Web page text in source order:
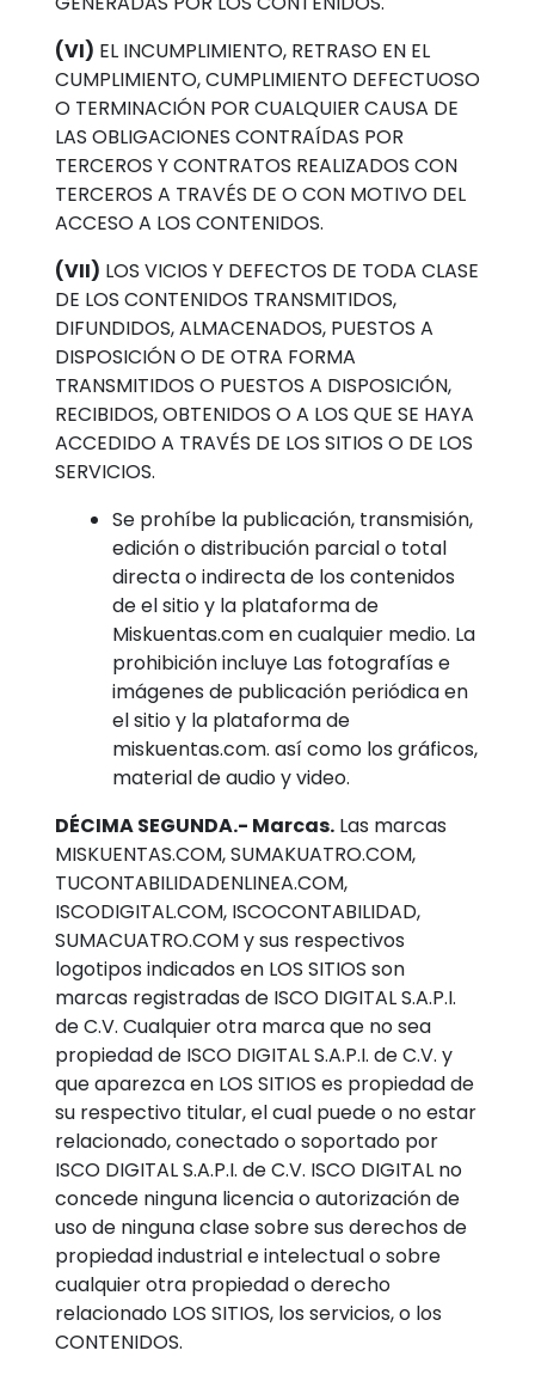
(VI) EL INCUMPLIMIENTO, RETRASO EN EL
CUMPLIMIENTO, CUMPLIMIENTO DEFECTUOSO
O TERMINACIÓN POR CUALQUIER CAUSA DE
LAS OBLIGACIONES CONTRAÍDAS POR
TERCEROS Y CONTRATOS REALIZADOS CON
TERCEROS A TRAVÉS DE O CON MOTIVO DEL
ACCESO A LOS CONTENIDOS.
(VII) LOS VICIOS Y DEFECTOS DE TODA CLASE
DE LOS CONTENIDOS TRANSMITIDOS,
DIFUNDIDOS, ALMACENADOS, PUESTOS A
DISPOSICIÓN O DE OTRA FORMA
TRANSMITIDOS O PUESTOS A DISPOSICIÓN,
RECIBIDOS, OBTENIDOS O A LOS QUE SE HAYA
ACCEDIDO A TRAVÉS DE LOS SITIOS O DE LOS
SERVICIOS.
Se prohíbe la publicación, transmisión,
edición o distribución parcial o total
directa o indirecta de los contenidos
de el sitio y la plataforma de
Miskuentas.com en cualquier medio. La
prohibición incluye Las fotografías e
imágenes de publicación periódica en
el sitio y la plataforma de
miskuentas.com. así como los gráficos,
material de audio y video.
DÉCIMA SEGUNDA.- Marcas. Las marcas
MISKUENTAS.COM, SUMAKUATRO.COM,
TUCONTABILIDADENLINEA.COM,
ISCODIGITAL.COM, ISCOCONTABILIDAD,
SUMACUATRO.COM y sus respectivos
logotipos indicados en LOS SITIOS son
marcas registradas de ISCO DIGITAL S.A.P.I.
de C.V. Cualquier otra marca que no sea
propiedad de ISCO DIGITAL S.A.P.I. de C.V. y
que aparezca en LOS SITIOS es propiedad de
su respectivo titular, el cual puede o no estar
relacionado, conectado o soportado por
ISCO DIGITAL S.A.P.I. de C.V. ISCO DIGITAL no
concede ninguna licencia o autorización de
uso de ninguna clase sobre sus derechos de
propiedad industrial e intelectual o sobre
cualquier otra propiedad o derecho
relacionado LOS SITIOS, los servicios, o los
CONTENIDOS.